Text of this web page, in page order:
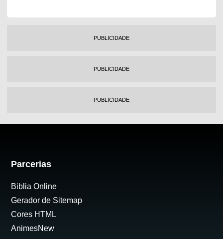
PUBLICIDADE
PUBLICIDADE
PUBLICIDADE
Parcerias
Biblia Online
Gerador de Sitemap
Cores HTML
AnimesNew